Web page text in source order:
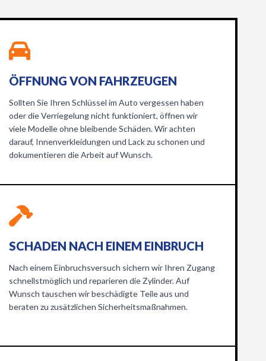
ÖFFNUNG VON FAHRZEUGEN
Sollten Sie Ihren Schlüssel im Auto vergessen haben
oder die Verriegelung nicht funktioniert, öffnen wir
viele Modelle ohne bleibende Schäden. Wir achten
darauf, Innenverkleidungen und Lack zu schonen und
dokumentieren die Arbeit auf Wunsch.
SCHADEN NACH EINEM EINBRUCH
Nach einem Einbruchsversuch sichern wir Ihren Zugang
schnellstmöglich und reparieren die Zylinder. Auf
Wunsch tauschen wir beschädigte Teile aus und
beraten zu zusätzlichen Sicherheitsmaßnahmen.